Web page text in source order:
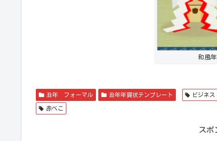
和風
丑年 フォーマル 丑年年賀状テンプレート ビジネス
赤べこ
スポ